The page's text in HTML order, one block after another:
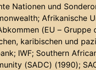
Nationen und
Afrikanische
(EU – Gruppe
karibischen und
IWF; Southern
(SADC) (1990);